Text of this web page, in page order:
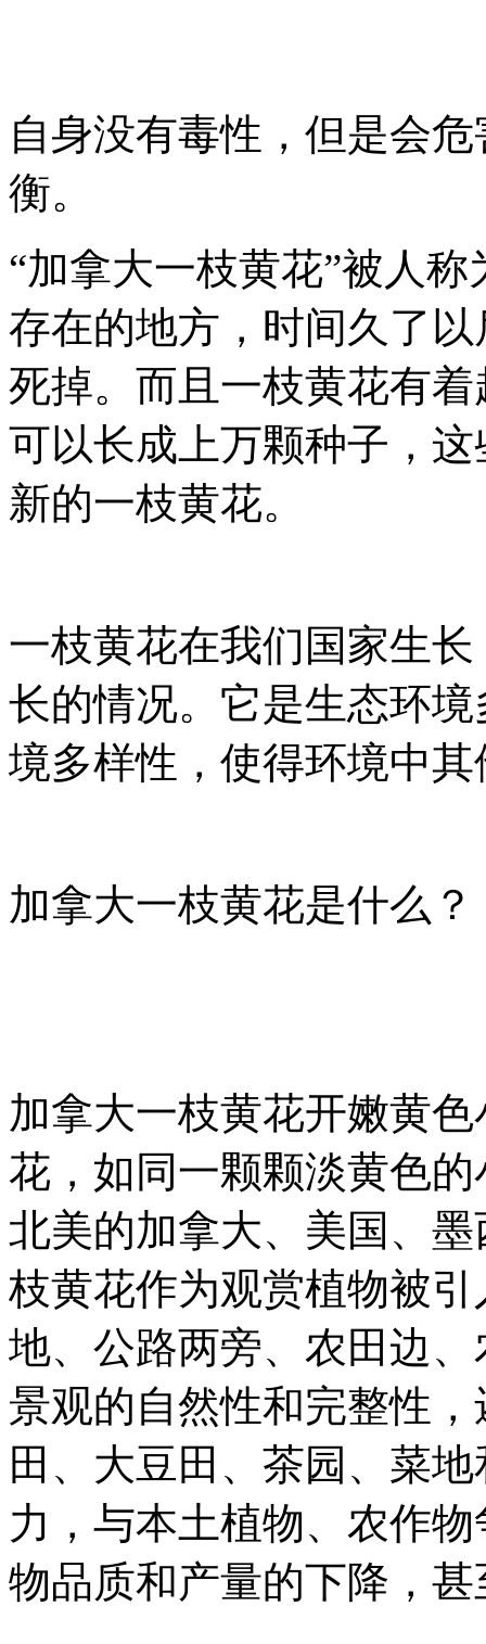
自身没有毒性，但是会
衡。
“加拿大一枝黄花”被人称
存在的地方，时间久了
死掉。而且一枝黄花有
可以长成上万颗种子，
新的一枝黄花。
一枝黄花在我们国家生
长的情况。它是生态环
境多样性，使得环境中
加拿大一枝黄花是什么？
加拿大一枝黄花开嫩黄
花，如同一颗颗淡黄色
北美的加拿大、美国、
枝黄花作为观赏植物被
地、公路两旁、农田边
景观的自然性和完整性
田、大豆田、茶园、菜
力，与本土植物、农作
物品质和产量的下降，